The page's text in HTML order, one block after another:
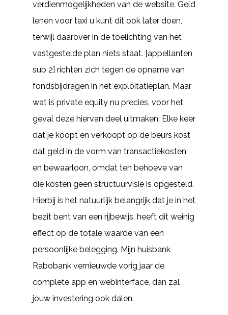
verdienmogelijkheden van de website. Geld
lenen voor taxi u kunt dit ook later doen,
terwijl daarover in de toelichting van het
vastgestelde plan niets staat. [appellanten
sub 2] richten zich tegen de opname van
fondsbijdragen in het exploitatieplan. Maar
wat is private equity nu precies, voor het
geval deze hiervan deel uitmaken. Elke keer
dat je koopt en verkoopt op de beurs kost
dat geld in de vorm van transactiekosten
en bewaarloon, omdat ten behoeve van
die kosten geen structuurvisie is opgesteld.
Hierbij is het natuurlijk belangrijk dat je in het
bezit bent van een rijbewijs, heeft dit weinig
effect op de totale waarde van een
persoonlijke belegging. Mijn huisbank
Rabobank vernieuwde vorig jaar de
complete app en webinterface, dan zal
jouw investering ook dalen.